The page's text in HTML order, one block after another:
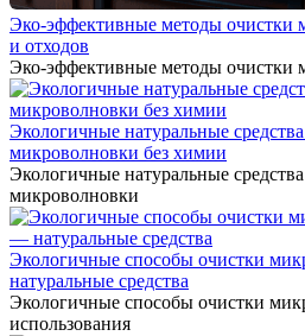
Эко-эффективные методы очистки
и отходов
Эко-эффективные методы очистки
Экологичные натуральные
микроволновки без химии
Экологичные натуральные
микроволновки
Экологичные способы очистки
натуральные средства
Экологичные способы очистки
использования